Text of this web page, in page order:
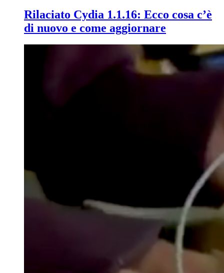
Rilaciato Cydia 1.1.16: Ecco cosa c’è
di nuovo e come aggiornare